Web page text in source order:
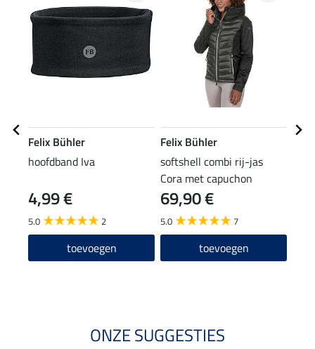
Felix Bühler
hoofdband Iva
4,99 €
5.0 2
toevoegen
Felix Bühler
softshell combi rij-jas
Cora met capuchon
69,90 €
5.0 7
toevoegen
ONZE SUGGESTIES